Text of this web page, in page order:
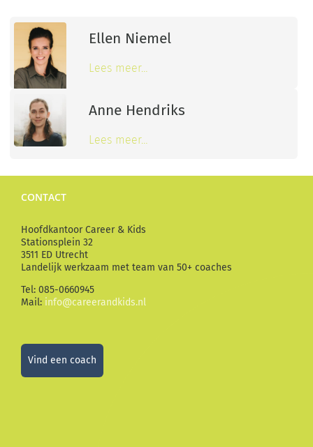
Ellen Niemel
Lees meer…
Anne Hendriks
Lees meer…
CONTACT
Hoofdkantoor Career & Kids
Stationsplein 32
3511 ED Utrecht
Landelijk werkzaam met team van 50+ coaches
Tel: 085-0660945
Mail: info@careerandkids.nl
Vind een coach